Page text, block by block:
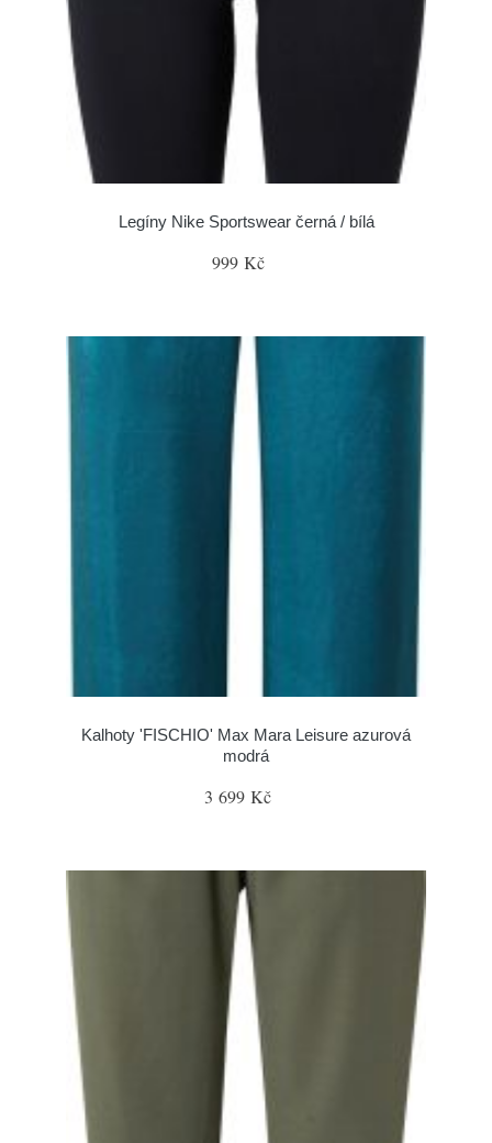
Legíny Nike Sportswear černá / bílá
999 Kč
Kalhoty 'FISCHIO' Max Mara Leisure azurová
modrá
3 699 Kč